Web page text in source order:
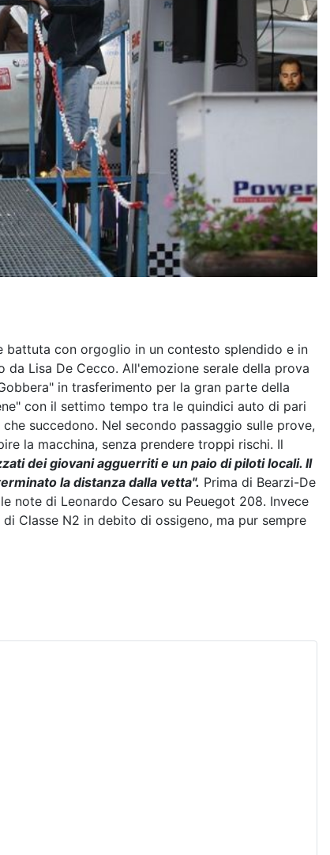
battuta con orgoglio in un contesto splendido e in
Lisa De Cecco. All'emozione serale della prova
in trasferimento per la gran parte della
con il settimo tempo tra le quindici auto di pari
succedono. Nel secondo passaggio sulle prove,
la macchina, senza prendere troppi rischi. Il
dei giovani agguerriti e un paio di piloti locali. Il
la distanza dalla vetta". Prima di Bearzi-De
note di Leonardo Cesaro su Peuegot 208. Invece
Classe N2 in debito di ossigeno, ma pur sempre